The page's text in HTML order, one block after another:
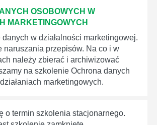
OSOBOWYCH W
MARKETINGOWYCH
danych w działalności marketingowej.
naruszania przepisów. Na co i w
należy zbierać i archiwizować
na szkolenie Ochrona danych
marketingowych.
o termin szkolenia stacjonarnego.